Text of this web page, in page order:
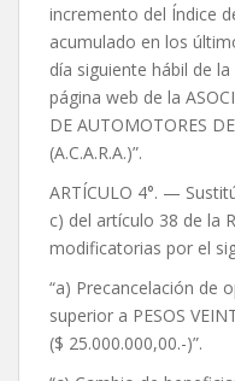
incremento del Índice
acumulado en los
día siguiente hábil de
página web de la
DE AUTOMOTORES
(A.C.A.R.A.)”.
ARTÍCULO 4°. —
c) del artículo 38 de la
modificatorias por el
“a) Precancelación de
superior a PESOS
($ 25.000.000,00.-)”.